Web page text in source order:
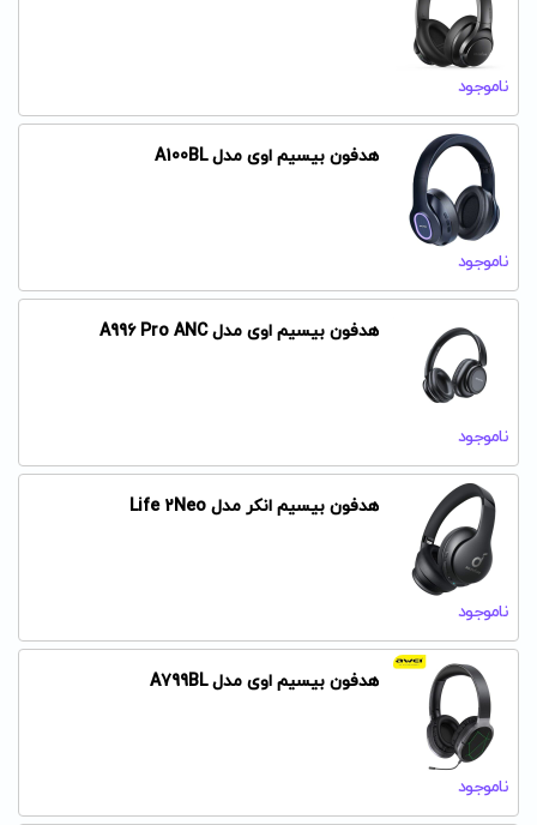
ناموجود
هدفون بیسیم اوی مدل A100BL
ناموجود
هدفون بیسیم اوی مدل A996 Pro ANC
ناموجود
هدفون بیسیم انکر مدل Life 2Neo
ناموجود
هدفون بیسیم اوی مدل A799BL
ناموجود